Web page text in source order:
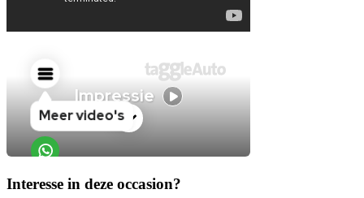
Interesse in deze occasion?